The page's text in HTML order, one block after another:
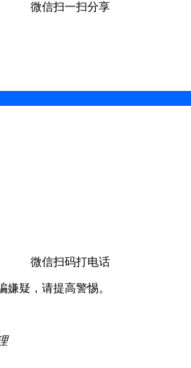
微信扫一扫分享
微信扫码打电话
疑，请提高警惕。